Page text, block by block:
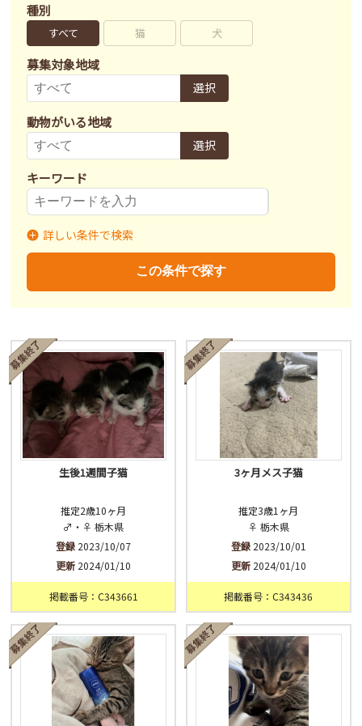
種別
すべて 猫 犬
募集対象地域
選択
動物がいる地域
選択
キーワード
募集状況
不妊去勢手術
済 未 不明
詳しい条件で検索
この条件で探す
生後1週間子猫
推定2歳10ヶ月
♂・♀ 栃木県
登録 2023/10/07
更新 2024/01/10
掲載番号：C343661
3ヶ月メス子猫
推定3歳1ヶ月
♀ 栃木県
登録2023/10/01
更新2024/01/10
掲載番号：C343436